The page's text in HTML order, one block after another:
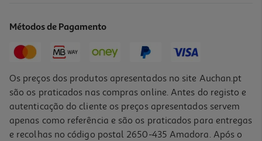
Métodos de Pagamento
Os preços dos produtos apresentados no site Auchan.pt
são os praticados nas compras online. Antes do registo e
autenticação do cliente os preços apresentados servem
apenas como referência e são os praticados para entregas
e recolhas no código postal 2650-435 Amadora. Após o